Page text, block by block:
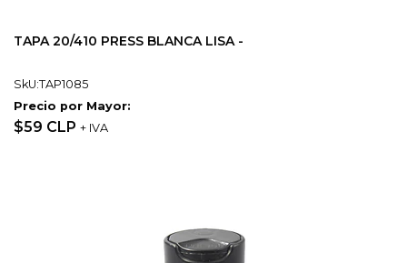
TAPA 20/410 PRESS BLANCA LISA -
SkU:TAP1085
Precio por Mayor:
$59 CLP + IVA